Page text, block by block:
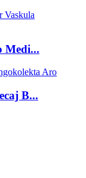
Medi...
B...